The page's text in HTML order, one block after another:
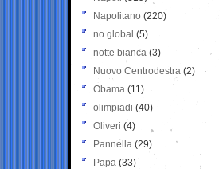
Napolitano (220)
no global (5)
notte bianca (3)
Nuovo Centrodestra (2)
Obama (11)
olimpiadi (40)
Oliveri (4)
Pannella (29)
Papa (33)